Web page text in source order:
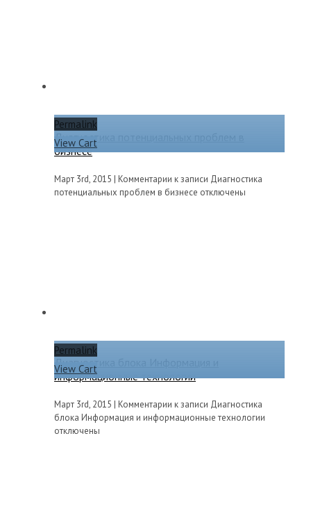
Permalink
View Cart
Диагностика потенциальных проблем в
бизнесе
Март 3rd, 2015 | Комментарии к записи Диагностика
потенциальных проблем в бизнесе отключены
Permalink
View Cart
Диагностика блока Информация и
информационные технологии
Март 3rd, 2015 | Комментарии к записи Диагностика
блока Информация и информационные технологии
отключены